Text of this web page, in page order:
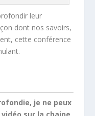
leur
dont nos savoirs,
cette conférence
je ne peux